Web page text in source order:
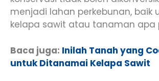
menjadi lahan perkebunan, baik
kelapa sawit atau tanaman apa
Baca juga: Inilah Tanah yang
untuk Ditanamai Kelapa Sawit